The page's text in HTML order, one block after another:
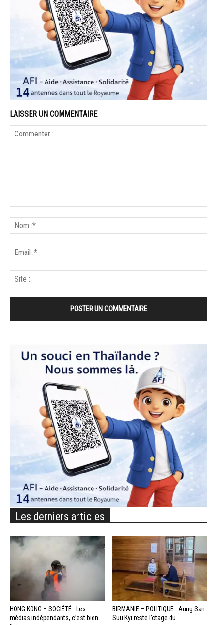
LAISSER UN COMMENTAIRE
Les derniers articles
HONG KONG – SOCIÉTÉ : Les
médias indépendants, c’est bien
BIRMANIE – POLITIQUE : Aung San
Suu Kyi reste l’otage du...